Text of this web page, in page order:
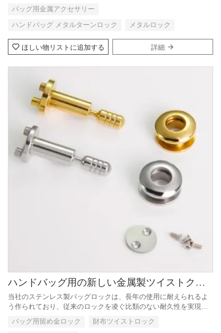
により耐久性と改ざん耐性が保証され、持ち物の安全性を優先す
る人々に安心を提供します。
バッグ用金属アクセサリー
ハンドバッグ メタルターンロック メタルロック
ほしい物リストに追加する 詳細
ハンドバッグ用の新しい金属製ツイストクラスプロック
当社のステンレス製バッグロックは、長年の使用に耐えられるよ
う作られており、従来のロックを凌ぐ比類のない耐久性を実現し
ています。摩耗や破損の心配はもう必要ありません。当社のロッ
クは長持ちするように作られています。
バッグ用留め金ロック 財布ツイストロック